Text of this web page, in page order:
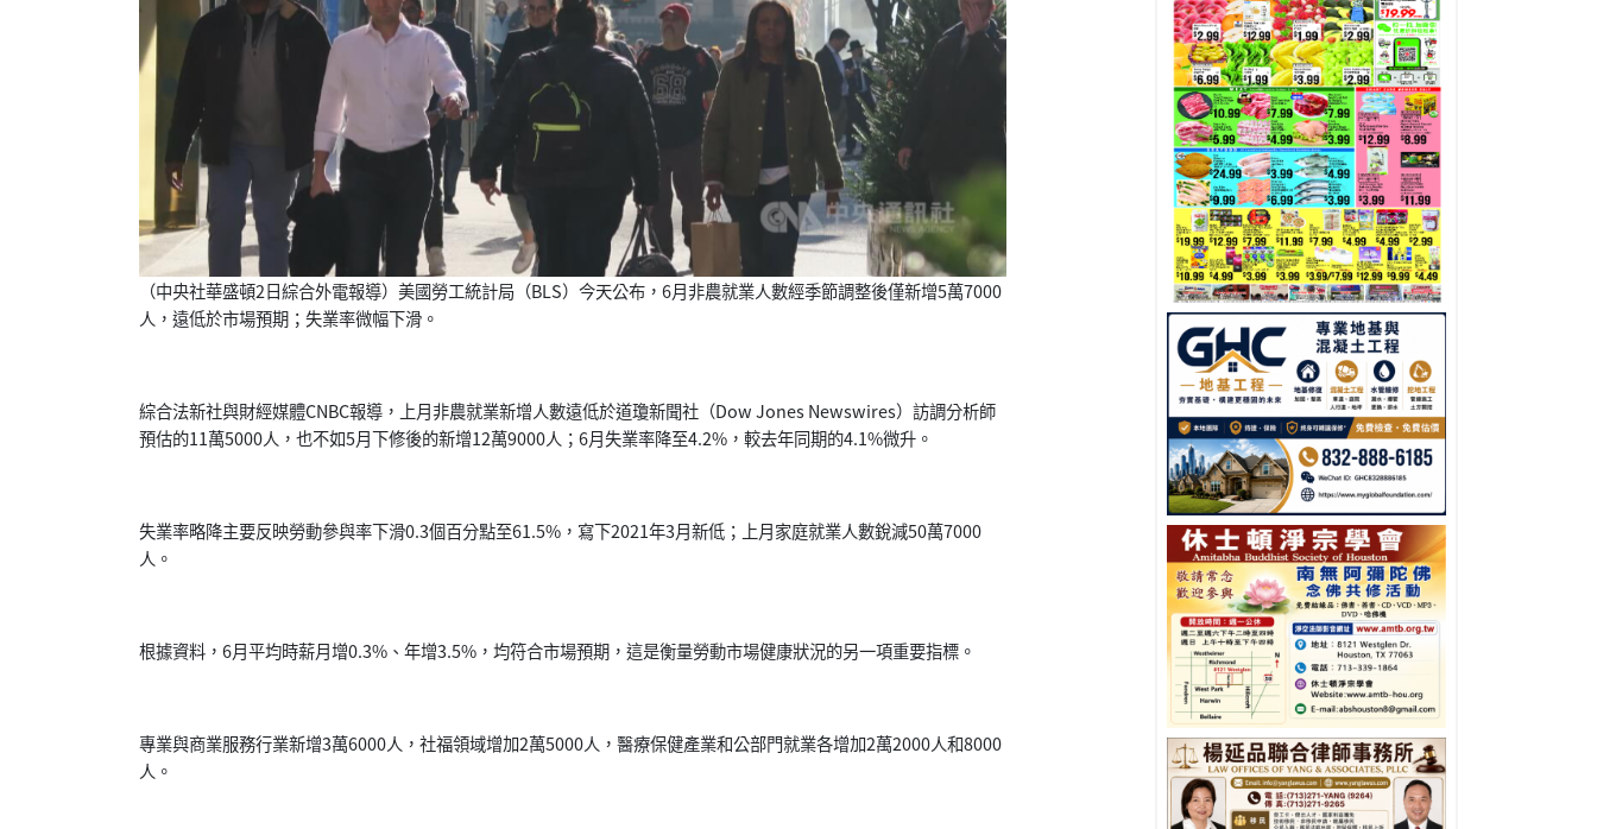
（中央社華盛頓2日綜合外電報導）美國勞工統計局（BLS） 今天公布，6月非農就業人數經季節調整後僅新增5萬7000
人， 遠低於市場預期；失業率微幅下滑。
綜合法新社與財經媒體CNBC報導， 上月非農就業新增人數遠低於道瓊新聞社（Dow Jones Newswires）訪調分析師
預估的11萬5000人， 也不如5月下修後的新增12萬9000人；6月失業率降至4.2%，較去年同期的4.1%微升。
失業率略降主要反映勞動參與率下滑0.3個百分點至61.5%， 寫下2021年3月新低； 上月家庭就業人數銳減50萬7000
人。
根據資料，6月平均時薪月增0.3%、年增3.5%， 均符合市場預期，這是衡量勞動市場健康狀況的另一項重要指標。
專業與商業服務行業新增3萬6000人， 社福領域增加2萬5000人， 醫療保健產業和公部門就業各增加2萬2000人和8000
人。